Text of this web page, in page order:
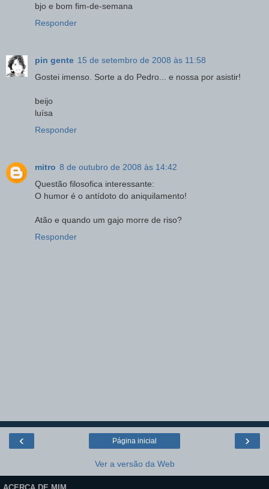
bjo e bom fim-de-semana
Responder
pin gente 15 de setembro de 2008 às 11:58
Gostei imenso. Sorte a do Pedro... e nossa por asistir!
beijo
luísa
Responder
mitro 8 de outubro de 2008 às 14:42
Questão filosofica interessante:
O humor é o antídoto do aniquilamento!
Atão e quando um gajo morre de riso?
Responder
‹ ›
Página inicial
Ver a versão da Web